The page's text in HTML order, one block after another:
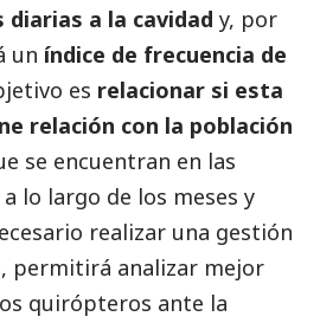
a la cavidad y, por
un índice de frecuencia de
es relacionar si esta
relación con la población
se encuentran en las
lo largo de los meses y
realizar una gestión
permitirá analizar mejor
quirópteros ante la